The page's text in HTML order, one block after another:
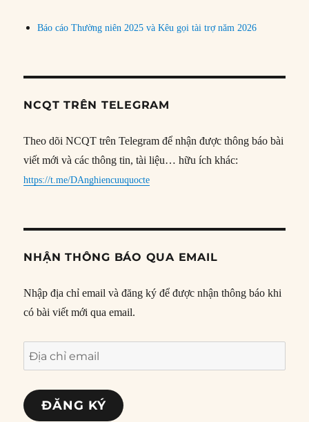
Báo cáo Thường niên 2025 và Kêu gọi tài trợ năm 2026
NCQT TRÊN TELEGRAM
Theo dõi NCQT trên Telegram để nhận được thông báo bài
viết mới và các thông tin, tài liệu… hữu ích khác:
https://t.me/DAnghiencuuquocte
NHẬN THÔNG BÁO QUA EMAIL
Nhập địa chỉ email và đăng ký để được nhận thông báo khi
có bài viết mới qua email.
Địa
chỉ
email
ĐĂNG KÝ